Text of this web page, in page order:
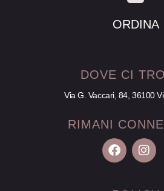
ORDINA
DOVE CI
Via G. Vaccari, 84, 36100
RIMANI